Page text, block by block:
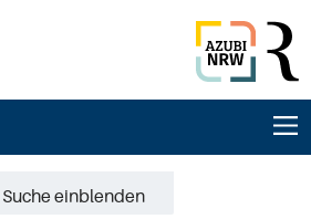
Suche einblenden